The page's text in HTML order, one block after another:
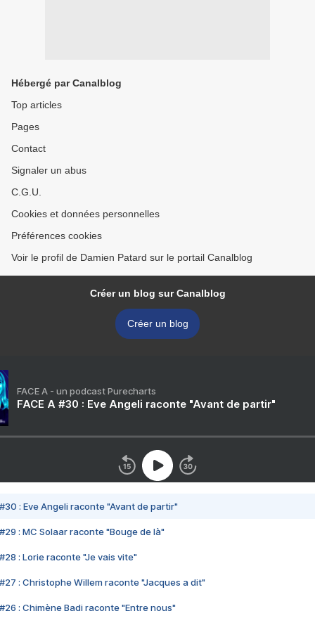
Hébergé par Canalblog
Top articles
Pages
Contact
Signaler un abus
C.G.U.
Cookies et données personnelles
Préférences cookies
Voir le profil de Damien Patard sur le portail Canalblog
Créer un blog sur Canalblog
Créer un blog
FACE A - un podcast Purecharts
FACE A #30 : Eve Angeli raconte "Avant de partir"
#30 : Eve Angeli raconte "Avant de partir"
#29 : MC Solaar raconte "Bouge de là"
#28 : Lorie raconte "Je vais vite"
#27 : Christophe Willem raconte "Jacques a dit"
#26 : Chimène Badi raconte "Entre nous"